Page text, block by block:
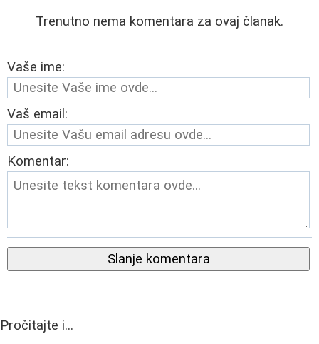
Trenutno nema komentara za ovaj članak.
Vaše ime:
Vaš email:
Komentar:
Slanje komentara
Pročitajte i...